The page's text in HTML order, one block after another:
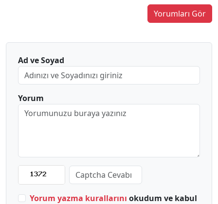
Yorumları Gör
Ad ve Soyad
Yorum
Yorum yazma kurallarını okudum ve kabul